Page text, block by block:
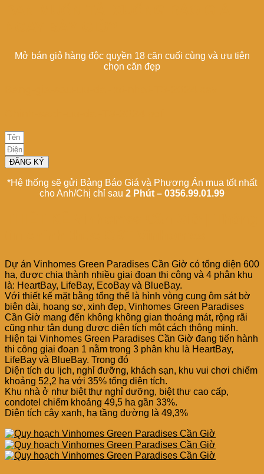
Mở bán giỏ hàng độc quyền 18 căn cuối cùng và ưu tiên
chọn căn đẹp
ĐĂNG KÝ
*Hệ thống sẽ gửi Bảng Báo Giá và Phương Án mua tốt nhất
cho Anh/Chị chỉ sau 2 Phút – 0356.99.01.99
Dự án Vinhomes Green Paradises Cần Giờ có tổng diện 600
ha, được chia thành nhiều giai đoạn thi công và 4 phân khu
là: HeartBay, LifeBay, EcoBay và BlueBay.
Với thiết kế mặt bằng tổng thể là hình vòng cung ôm sát bờ
biên dài, hoang sơ, xinh đẹp, Vinhomes Green Paradises
Cần Giờ mang đến không không gian thoáng mát, rộng rãi
cũng như tận dụng được diện tích một cách thông minh.
Hiện tại Vinhomes Green Paradises Cần Giờ đang tiến hành
thi công giai đoạn 1 nằm trong 3 phân khu là HeartBay,
LifeBay và BlueBay. Trong đó
Diện tích du lịch, nghỉ đưỡng, khách sạn, khu vui chơi chiếm
khoảng 52,2 ha với 35% tổng diện tích.
Khu nhà ở như biệt thự nghỉ dưỡng, biệt thư cao cấp,
condotel chiếm khoảng 49,5 ha gần 33%.
Diện tích cây xanh, hạ tầng đường là 49,3%